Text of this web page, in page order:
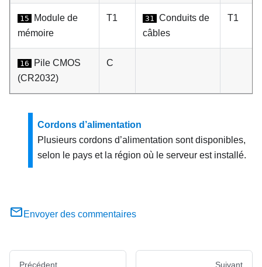
15
Module de
mémoire
T1 31
Conduits de
câbles
T1
16
Pile CMOS
(CR2032)
C
Cordons d’alimentation
Plusieurs cordons d’alimentation sont disponibles,
selon le pays et la région où le serveur est installé.
Envoyer des commentaires
Précédent Suivant